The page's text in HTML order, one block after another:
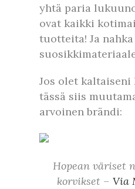
yhtä paria
ovat kaikki
tuotteita! Ja
Jos olet
tässä siis
arvoinen brändi:
Hopean väriset
korvikset – Via